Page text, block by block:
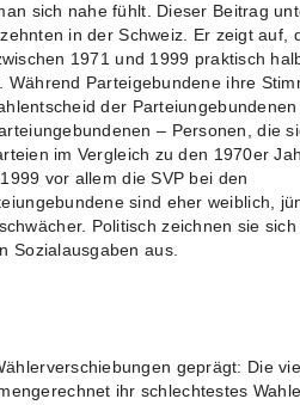
sich nahe fühlt. Dieser Beitrag
in der Schweiz. Er zeigt auf,
1971 und 1999 praktisch
Parteigebundene ihre
der Parteiungebundenen
– Personen, die
im Vergleich zu den 1970er
vor allem die SVP bei den
sind eher weiblich,
Politisch zeichnen sie sich
Sozialausgaben aus.
geprägt: Die
ihr schlechtestes